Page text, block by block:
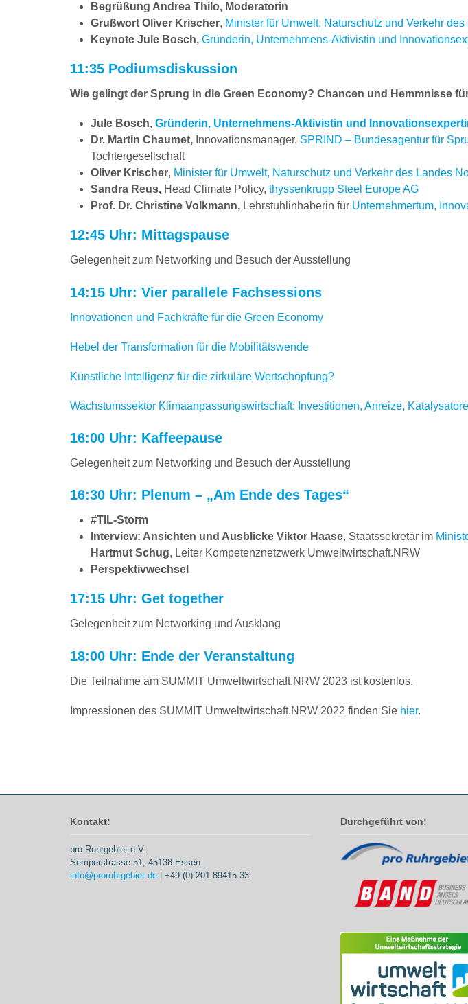
Begrüßung Andrea Thilo, Moderatorin
Grußwort Oliver Krischer, Minister für Umwelt, Naturschutz und Verkehr
Keynote Jule Bosch, Gründerin, Unternehmens-Aktivistin und
11:35 Podiumsdiskussion
Wie gelingt der Sprung in die Green Economy? Chancen und Hemmnisse
Jule Bosch, Gründerin, Unternehmens-Aktivistin und
Dr. Martin Chaumet, Innovationsmanager, SPRIND – Bundesagentur für
Tochtergesellschaft
Oliver Krischer, Minister für Umwelt, Naturschutz und Verkehr des Landes
Sandra Reus, Head Climate Policy, thyssenkrupp Steel Europe AG
Prof. Dr. Christine Volkmann, Lehrstuhlinhaberin für Unternehmertum,
12:45 Uhr: Mittagspause
Gelegenheit zum Networking und Besuch der Ausstellung
14:15 Uhr: Vier parallele Fachsessions
Innovationen und Fachkräfte für die Green Economy
Hebel der Transformation für die Mobilitätswende
Künstliche Intelligenz für die zirkuläre Wertschöpfung?
Wachstumssektor Klimaanpassungswirtschaft: Investitionen, Anreize,
16:00 Uhr: Kaffeepause
Gelegenheit zum Networking und Besuch der Ausstellung
16:30 Uhr: Plenum – „Am Ende des Tages“
#TIL-Storm
Interview: Ansichten und Ausblicke Viktor Haase, Staatssekretär im
Hartmut Schug, Leiter Kompetenznetzwerk Umweltwirtschaft.NRW
Perspektivwechsel
17:15 Uhr: Get together
Gelegenheit zum Networking und Ausklang
18:00 Uhr: Ende der Veranstaltung
Die Teilnahme am SUMMIT Umweltwirtschaft.NRW 2023 ist kostenlos.
Impressionen des SUMMIT Umweltwirtschaft.NRW 2022 finden Sie hier.
Kontakt:
pro Ruhrgebiet e.V.
Semperstrasse 51, 45138 Essen
info@proruhrgebiet.de | +49 (0) 201 89415 33
Durchgeführt von: